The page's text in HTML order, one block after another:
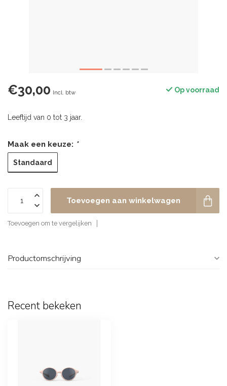
€30,00 Incl. btw Op voorraad
Leeftijd van 0 tot 3 jaar.
Maak een keuze: *
Standaard
Toevoegen aan winkelwagen
Toevoegen om te vergelijken
Productomschrijving
Recent bekeken